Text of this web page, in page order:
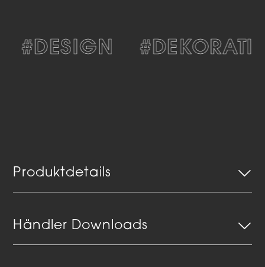
#DESIGN #DEKORATIV
Produktdetails
Händler Downloads